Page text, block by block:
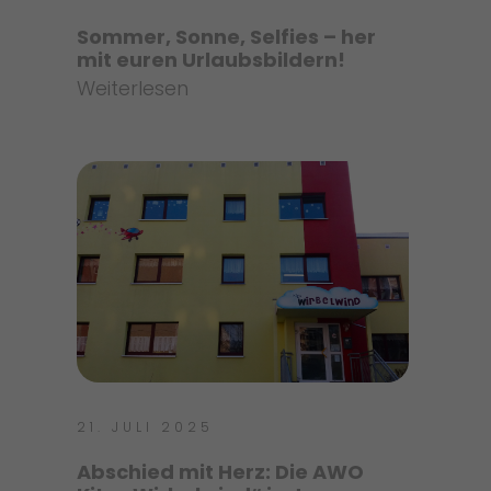
Sommer, Sonne, Selfies – her
mit euren Urlaubsbildern!
Weiterlesen
21. JULI 2025
Abschied mit Herz: Die AWO